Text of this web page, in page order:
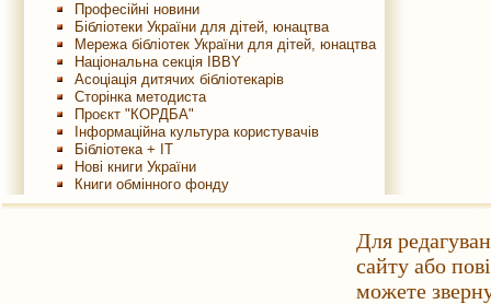
Професійні новини
Бібліотеки України для дітей, юнацтва
Мережа бібліотек України для дітей, юнацтва
Національна секція IBBY
Асоціація дитячих бібліотекарів
Сторінка методиста
Проєкт "КОРДБА"
Інформаційна культура користувачів
Бібліотека + IT
Нові книги України
Книги обмінного фонду
Для
сайту або
можете